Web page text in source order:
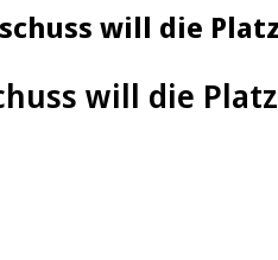
will die
will die